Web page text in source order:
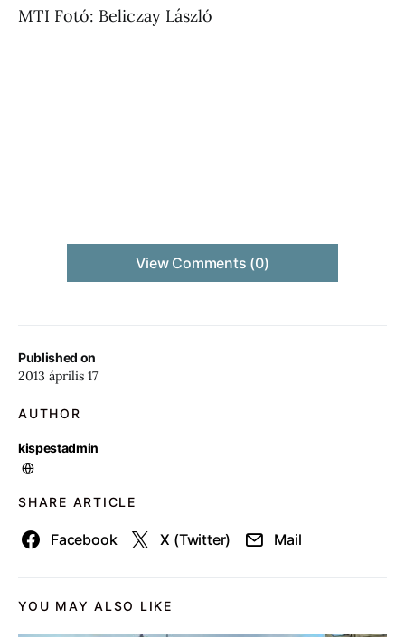
Published on
2013 április 17
AUTHOR
kispestadmin
SHARE ARTICLE
Facebook X (Twitter) Mail
MTI Fotó: Beliczay László
View Comments (0)
YOU MAY ALSO LIKE